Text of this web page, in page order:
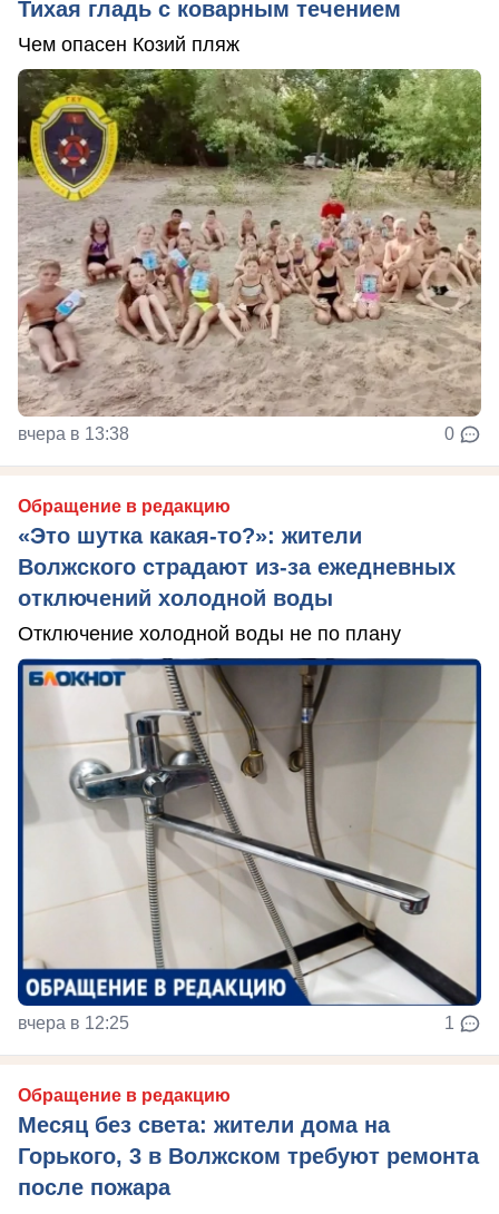
Тихая гладь с коварным течением
Чем опасен Козий пляж
вчера в 13:38 0
Обращение в редакцию
«Это шутка какая-то?»: жители
Волжского страдают из‑за ежедневных
отключений холодной воды
Отключение холодной воды не по плану
вчера в 12:25 1
Обращение в редакцию
Месяц без света: жители дома на
Горького, 3 в Волжском требуют ремонта
после пожара